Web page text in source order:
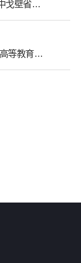
[韩国全罗北道] 全罗南道议会首次与蒙古国中戈壁省议会签署友好交流协议
【韩国忠清南道】与中国地方政府寻求促进高等教育交流合作